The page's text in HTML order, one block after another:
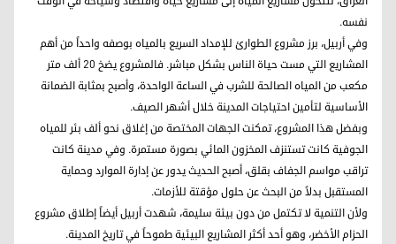
نفسه.
وفي أربيل، برز مشروع الطوارئ للإمداد السريع بالمياه بوصفه واحداً من أهم
المشاريع التي مست حياة الناس بشكل مباشر. فالمشروع يضخ 20 ألف متر
مكعب من المياه الصالحة للشرب في الساعة الواحدة، وأصبح بمثابة الضمانة
الأساسية لتأمين احتياجات المدينة خلال أشهر الصيف.
وبفضل هذا المشروع، تمكنت الجهات المختصة من إغلاق نحو ألف بئر للمياه
الجوفية كانت تستنزف المخزون المائي بصورة مستمرة. وفي مدينة كانت
تراقب مواسم الجفاف بقلق، أصبح الحديث يدور عن إدارة الموارد وحماية
المستقبل بدلاً من البحث عن حلول مؤقتة للأزمات.
ولأن التنمية لا تكتمل من دون بيئة سليمة، شهدت أربيل أيضاً إطلاق مشروع
الحزام الأخضر، وهو أحد أكثر المشاريع البيئية طموحاً في تاريخ المدينة.